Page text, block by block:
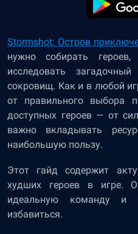
Stormshot: Остров
нужно собирать
исследовать
сокровищ. Как и в любой
от правильного выбора
доступных героев — от
важно вкладывать
наибольшую пользу.
Этот гайд содержит
худших героев в игре.
идеальную команду и
избавиться.